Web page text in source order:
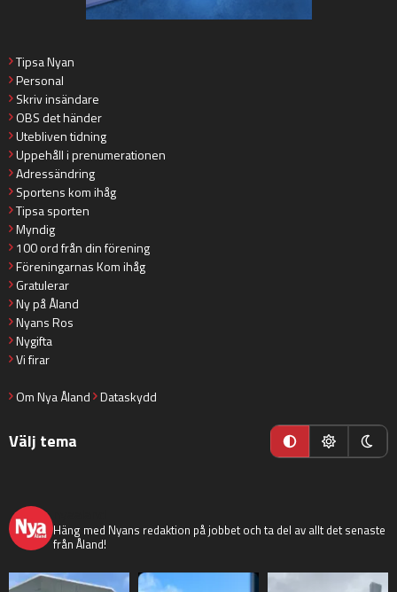
Tipsa Nyan
Personal
Skriv insändare
OBS det händer
Utebliven tidning
Uppehåll i prenumerationen
Adressändring
Sportens kom ihåg
Tipsa sporten
Myndig
100 ord från din förening
Föreningarnas Kom ihåg
Gratulerar
Ny på Åland
Nyans Ros
Nygifta
Vi firar
Om Nya Åland Dataskydd
Välj tema
Häng med Nyans redaktion på jobbet och ta del av allt det senaste
från Åland!